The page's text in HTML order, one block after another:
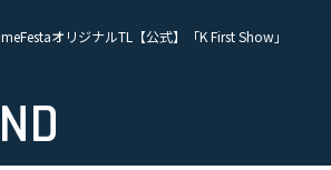
オリジナルTL【公式】「K First Show」